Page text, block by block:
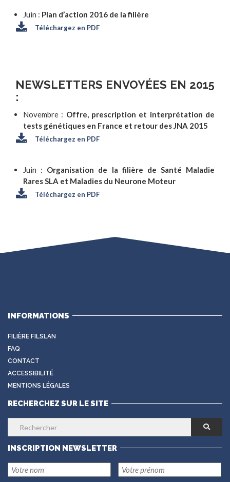
Juin : Plan d’action 2016 de la filière
Téléchargez en PDF
NEWSLETTERS ENVOYÉES EN 2015
:
Novembre : Offre, prescription et interprétation de
tests génétiques en France et retour des JNA 2015
Téléchargez en PDF
Juin : Organisation de la filière de Santé Maladie
Rares SLA et Maladies du Neurone Moteur
Téléchargez en PDF
INFORMATIONS
FILIÈRE FILSLAN
FAQ
CONTACT
ACCESSIBILITÉ
MENTIONS LÉGALES
RECHERCHEZ SUR LE SITE
INSCRIPTION NEWSLETTER